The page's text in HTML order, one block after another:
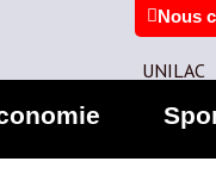
Nous
UNILAC